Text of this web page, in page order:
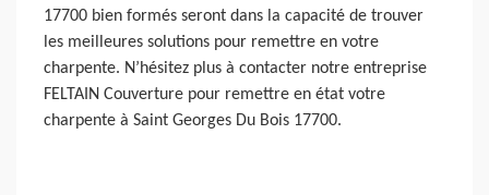
17700 bien formés seront dans la capacité de trouver
les meilleures solutions pour remettre en votre
charpente. N’hésitez plus à contacter notre entreprise
FELTAIN Couverture pour remettre en état votre
charpente à Saint Georges Du Bois 17700.